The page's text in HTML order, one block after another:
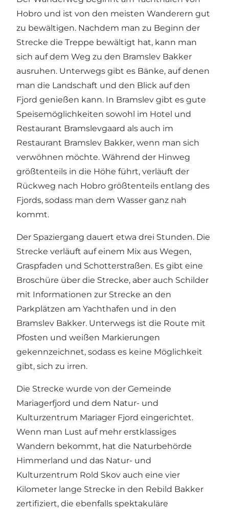
Hobro und ist von den meisten Wanderern gut
zu bewältigen. Nachdem man zu Beginn der
Strecke die Treppe bewältigt hat, kann man
sich auf dem Weg zu den Bramslev Bakker
ausruhen. Unterwegs gibt es Bänke, auf denen
man die Landschaft und den Blick auf den
Fjord genießen kann. In Bramslev gibt es gute
Speisemöglichkeiten sowohl im Hotel und
Restaurant Bramslevgaard als auch im
Restaurant Bramslev Bakker, wenn man sich
verwöhnen möchte. Während der Hinweg
größtenteils in die Höhe führt, verläuft der
Rückweg nach Hobro größtenteils entlang des
Fjords, sodass man dem Wasser ganz nah
kommt.
Der Spaziergang dauert etwa drei Stunden. Die
Strecke verläuft auf einem Mix aus Wegen,
Graspfaden und Schotterstraßen. Es gibt eine
Broschüre über die Strecke, aber auch Schilder
mit Informationen zur Strecke an den
Parkplätzen am Yachthafen und in den
Bramslev Bakker. Unterwegs ist die Route mit
Pfosten und weißen Markierungen
gekennzeichnet, sodass es keine Möglichkeit
gibt, sich zu irren.
Die Strecke wurde von der Gemeinde
Mariagerfjord und dem Natur- und
Kulturzentrum Mariager Fjord eingerichtet.
Wenn man Lust auf mehr erstklassiges
Wandern bekommt, hat die Naturbehörde
Himmerland und das Natur- und
Kulturzentrum Rold Skov auch eine vier
Kilometer lange Strecke in den Rebild Bakker
zertifiziert, die ebenfalls spektakuläre